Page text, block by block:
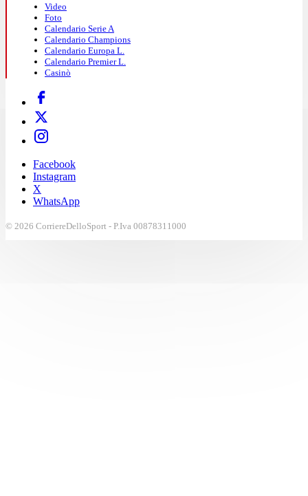
Video
Foto
Calendario Serie A
Calendario Champions
Calendario Europa L.
Calendario Premier L.
Casinò
Facebook
Instagram
X
WhatsApp
© 2026 CorriereDelloSport - P.Iva 00878311000